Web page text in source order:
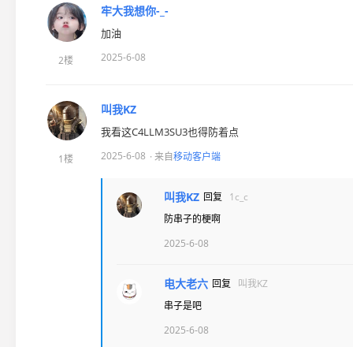
2楼
牢大我想你-_-
加油
2025-6-08
1楼
叫我KZ
我看这C4LLM3SU3也得防着点
2025-6-08 · 来自移动客户端
叫我KZ 回复
1c_c
防串子的梗啊
2025-6-08
电大老六 回复
叫我KZ
串子是吧
2025-6-08